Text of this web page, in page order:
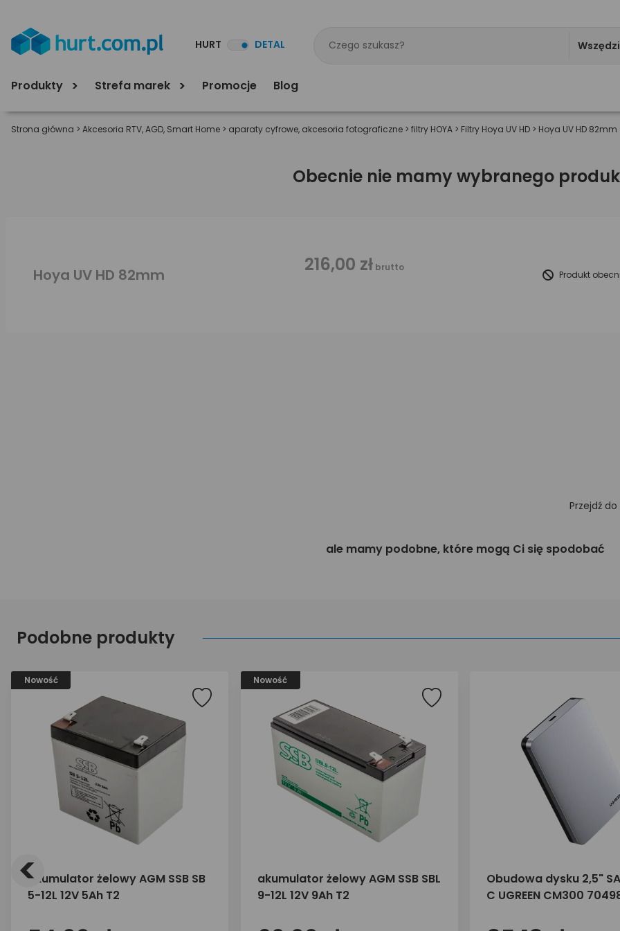
HURT DETAL
Produkty Strefa marek Promocje Blog
Strona główna > Akcesoria RTV, AGD, Smart Home > aparaty cyfrowe, akcesoria fotograficzne > filtry HOYA > Filtry Hoya UV HD > Hoya UV HD 82mm
Obecnie nie mamy wybranego
Hoya UV HD 82mm 216,00 zł brutto
Produkt
Przejdź do
ale mamy podobne, które mogą Ci się spodobać
Podobne produkty
Nowość
akumulator żelowy AGM SSB SB
5-12L 12V 5Ah T2
Nowość
akumulator żelowy AGM SSB SBL
9-12L 12V 9Ah T2
Obudowa dysku 2,5"
C UGREEN CM300
<